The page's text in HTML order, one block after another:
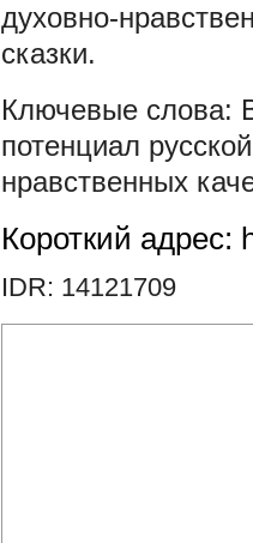
духовно-
сказки.
потенциал
нравственных
Короткий адрес:
IDR: 14121709